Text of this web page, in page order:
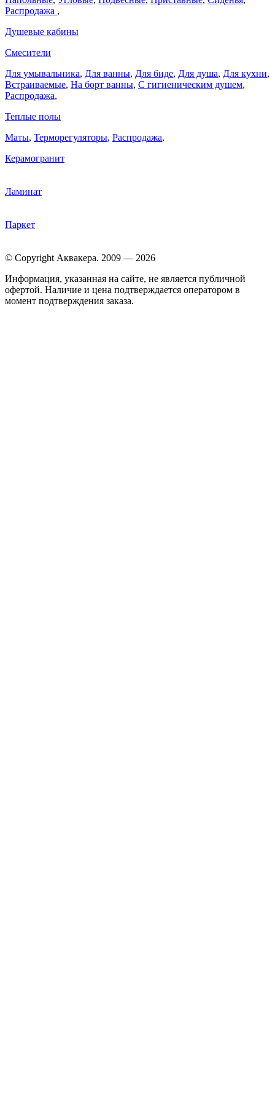
Распродажа ,
Душевые кабины
Смесители
Для умывальника, Для ванны, Для биде, Для душа, Для кухни,
Встраиваемые, На борт ванны, C гигиеническим душем,
Распродажа,
Теплые полы
Маты, Терморегуляторы, Распродажа,
Керамогранит
Ламинат
Паркет
© Copyright Аквакера. 2009 — 2026
Информация, указанная на сайте, не является публичной
офертой. Наличие и цена подтверждается оператором в
момент подтверждения заказа.